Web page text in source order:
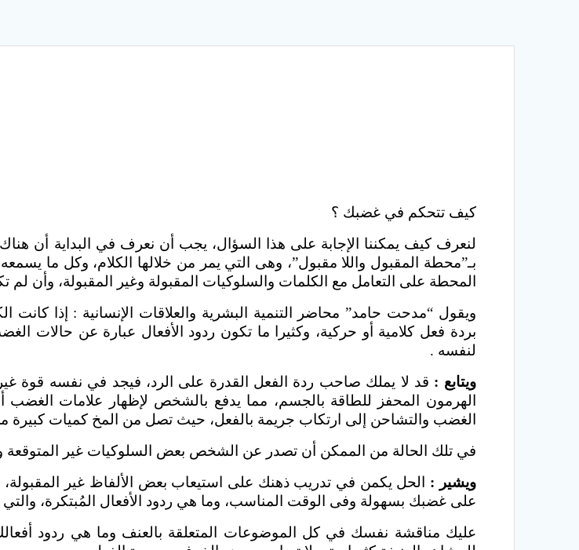
كيف تتحكم في غضبك ؟
لنعرف كيف يمكننا الإجابة على هذا السؤال، يجب أن نعرف في البداية أن هناك
بـ”محطة المقبول واللا مقبول”، وهى التي يمر من خلالها الكلام، وكل ما
المحطة على التعامل مع الكلمات والسلوكيات المقبولة وغير المقبولة، وأن لم
ويقول “مدحت حامد” محاضر التنمية البشرية والعلاقات الإنسانية : إذا
بردة فعل كلامية أو حركية، وكثيرا ما تكون ردود الأفعال عبارة عن حالات
لنفسه .
ويتابع : قد لا يملك صاحب ردة الفعل القدرة على الرد، فيجد في نفسه قوة
الهرمون المحفز للطاقة بالجسم، مما يدفع بالشخص لإظهار علامات الغضب
الغضب والتشاحن إلى ارتكاب جريمة بالفعل، حيث تصل من المخ كميات كبيرة
في تلك الحالة من الممكن أن تصدر عن الشخص بعض السلوكيات غير المتوقعة
ويشير : الحل يكمن في تدريب ذهنك على استيعاب بعض الألفاظ غير
على غضبك بسهولة وفى الوقت المناسب، وما هي ردود الأفعال المُبتكرة،
عليك مناقشة نفسك في كل الموضوعات المتعلقة بالعنف وما هي ردود